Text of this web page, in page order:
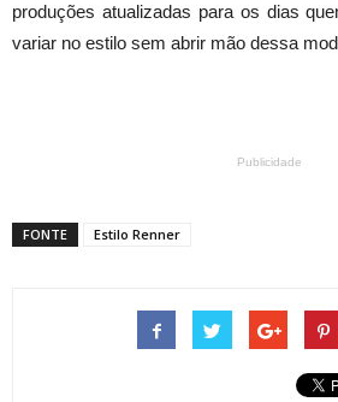
produções atualizadas para os dias
variar no estilo sem abrir mão dessa
Publicidade
FONTE Estilo Renner